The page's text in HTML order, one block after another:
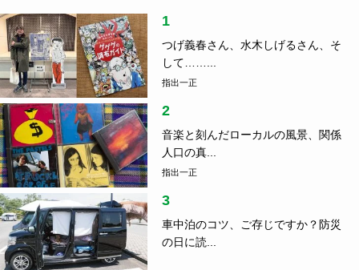
1
つげ義春さん、水木しげるさん、そ
して……...
指出一正
2
音楽と刻んだローカルの風景、関係
人口の真...
指出一正
3
車中泊のコツ、ご存じですか？防災
の日に読...